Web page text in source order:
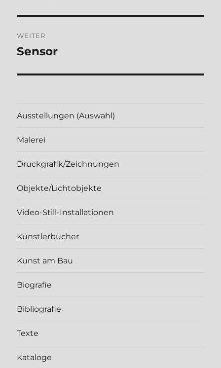
WEITER
Nächster
Sensor
Ausstellungen (Auswahl)
Malerei
Druckgrafik/Zeichnungen
Objekte/Lichtobjekte
Video-Still-Installationen
Künstlerbücher
Kunst am Bau
Biografie
Bibliografie
Texte
Kataloge